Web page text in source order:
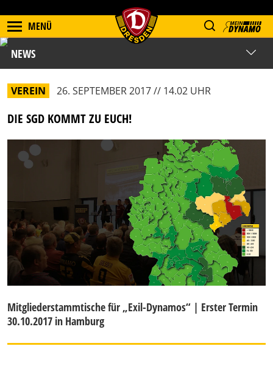
MENÜ
NEWS
VEREIN 26. SEPTEMBER 2017 // 14.02 UHR
DIE SGD KOMMT ZU EUCH!
Mitgliederstammtische für „Exil-Dynamos“ | Erster Termin
30.10.2017 in Hamburg